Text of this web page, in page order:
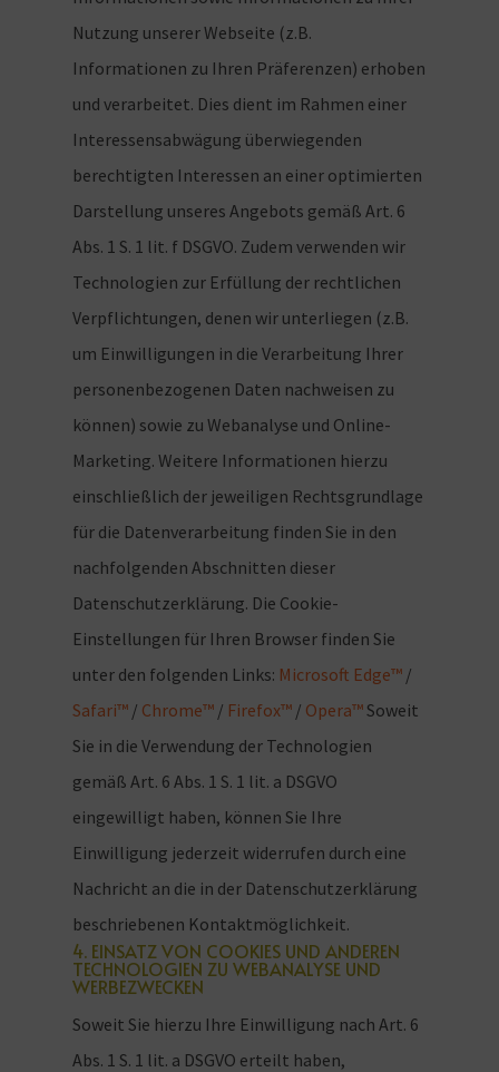
Nutzung unserer Webseite (z.B.
Informationen zu Ihren Präferenzen) erhoben
und verarbeitet. Dies dient im Rahmen einer
Interessensabwägung überwiegenden
berechtigten Interessen an einer optimierten
Darstellung unseres Angebots gemäß Art. 6
Abs. 1 S. 1 lit. f DSGVO. Zudem verwenden wir
Technologien zur Erfüllung der rechtlichen
Verpflichtungen, denen wir unterliegen (z.B.
um Einwilligungen in die Verarbeitung Ihrer
personenbezogenen Daten nachweisen zu
können) sowie zu Webanalyse und Online-
Marketing. Weitere Informationen hierzu
einschließlich der jeweiligen Rechtsgrundlage
für die Datenverarbeitung finden Sie in den
nachfolgenden Abschnitten dieser
Datenschutzerklärung. Die Cookie-
Einstellungen für Ihren Browser finden Sie
unter den folgenden Links: Microsoft Edge™/
Safari™/ Chrome™/ Firefox™/ Opera™Soweit
Sie in die Verwendung der Technologien
gemäß Art. 6 Abs. 1 S. 1 lit. a DSGVO
eingewilligt haben, können Sie Ihre
Einwilligung jederzeit widerrufen durch eine
Nachricht an die in der Datenschutzerklärung
beschriebenen Kontaktmöglichkeit.
4. EINSATZ VON COOKIES UND ANDEREN
TECHNOLOGIEN ZU WEBANALYSE UND
WERBEZWECKEN
Soweit Sie hierzu Ihre Einwilligung nach Art. 6
Abs. 1 S. 1 lit. a DSGVO erteilt haben,